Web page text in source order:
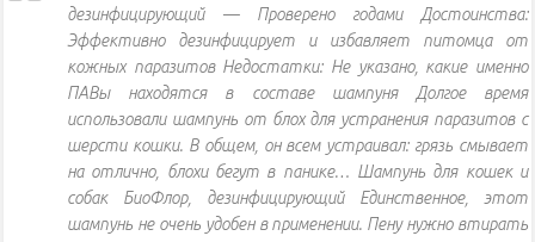
дезинфицирующий — Проверено годами Достоинства:
Эффективно дезинфицирует и избавляет питомца от
кожных паразитов Недостатки: Не указано, какие именно
ПАВы находятся в составе шампуня Долгое время
использовали шампунь от блох для устранения паразитов с
шерсти кошки. В общем, он всем устраивал: грязь смывает
на отлично, блохи бегут в панике… Шампунь для кошек и
собак БиоФлор, дезинфицирующий Единственное, этот
шампунь не очень удобен в применении. Пену нужно втирать